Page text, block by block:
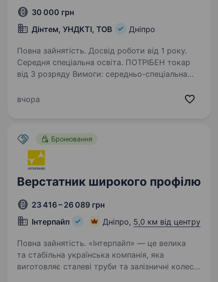
30 000 грн
Дінтем, УНДКТІ, ТОВ
Дніпро
Повна зайнятість. Досвід роботи від 1 року.
Середня спеціальна освіта. ПОТРІБЕН токар
від 3 розряду Вимоги: середньо-спеціальна
відповідальність Умови роботи: графік- 8
вчора
Бронювання
Верстатник широкого профілю
23 416 – 26 089 грн
Інтерпайп
Дніпро, 5,0 км від центру
Повна зайнятість. «Інтерпайп» — це велика
та стабільна українська компанія, яка
виготовляє сталеві труби та залізничні колеса